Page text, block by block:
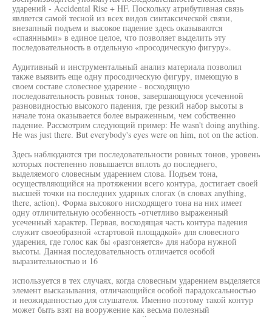
ударений - Accidental Rise + HF. Поскольку атрибутивная связь
является самой тесной из всех видов синтаксической связи,
внезапный подъем и высокое падение здесь оказываются
«спаянными» в единое целое, что позволяет выделить эту
последовательность в отдельную «просодическую фигуру».
Аудитивный и инструментальный анализ материала позволил
также выявить еще одну просодическую фигуру, имеющую в
своем составе словесное ударение - восходящую
последовательность ровных тонов, завершающуюся усеченной
разновидностью высокого падения, где резкий набор высоты в
начале тона оказывается более выраженным, чем собственно
падение. Рассмотрим следующий пример: Не wasn't doing anything.
Не was just there. But everybody's eyes were on him, not on the action.
Здесь наблюдаются три последовательности ровных тонов, уровень
которых постепенно повышается вплоть до последнего,
выделяемого словесным ударением слова. Подъем тона,
осуществляющийся на протяжении всего контура, достигает своей
высшей точки на последних ударных слогах (в словах anything,
there, action). Форма высокого нисходящего тона на них имеет
одну отличительную особенность -отчетливо выраженный
усеченный характер. Первая, восходящая часть контура падения
служит своеобразной «стартовой площадкой» для словесного
ударения, где голос как бы «разгоняется» для набора нужной
высоты. Данная последовательность отличается особой
выразительностью и 16
используется в тех случаях, когда словесным ударением выделяется
элемент высказывания, отличающийся особой парадоксальностью
и неожиданностью для слушателя. Именно поэтому такой контур
может быть взят на вооружение как весьма полезный